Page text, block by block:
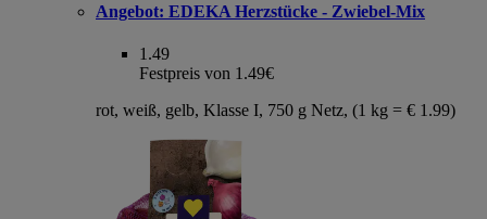
Angebot: EDEKA Herzstücke - Zwiebel-Mix
1.49
Festpreis von 1.49€
rot, weiß, gelb, Klasse I, 750 g Netz, (1 kg = € 1.99)